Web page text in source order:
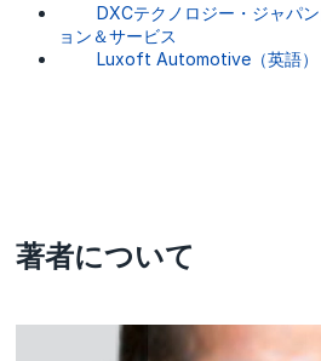
DXCテクノロジー・ジャパ
ョン＆サービス
Luxoft Automotive（英語）
著者について